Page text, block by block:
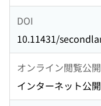
DOI
10.11431/
オンライン閲覧公
インターネット公開